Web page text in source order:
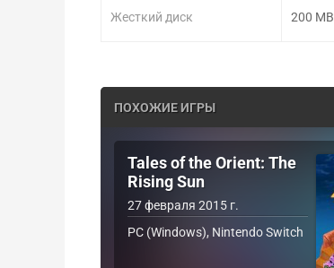
Жесткий диск 200 MB
ПОХОЖИЕ ИГРЫ
Tales of the Orient: The
Rising Sun
27 февраля 2015 г.
PC (Windows), Nintendo Switch